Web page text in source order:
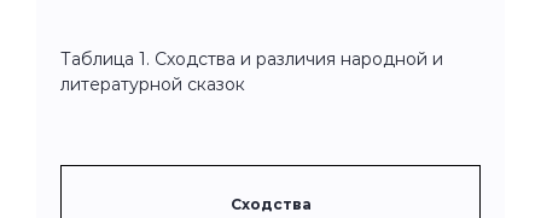
Таблица 1. Сходства и различия народной и
литературной сказок
Сходства